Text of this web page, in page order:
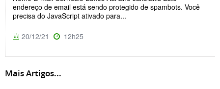
endereço de email está sendo protegido de spambots. Você
precisa do JavaScript ativado para...
20/12/21 12h25
Mais Artigos...